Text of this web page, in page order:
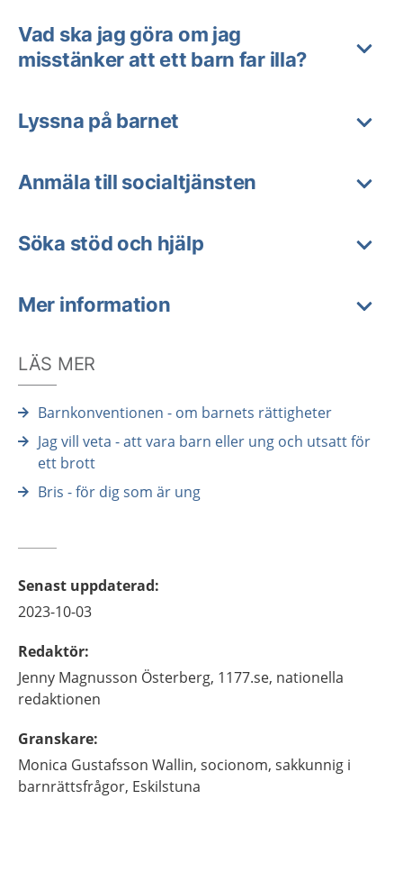
Vad ska jag göra om jag
misstänker att ett barn far illa?
Lyssna på barnet
Anmäla till socialtjänsten
Söka stöd och hjälp
Mer information
LÄS MER
Barnkonventionen - om barnets rättigheter
Jag vill veta - att vara barn eller ung och utsatt för
ett brott
Bris - för dig som är ung
Senast uppdaterad:
2023-10-03
Redaktör:
Jenny Magnusson Österberg, 1177.se, nationella
redaktionen
Granskare:
Monica Gustafsson Wallin, socionom, sakkunnig i
barnrättsfrågor, Eskilstuna